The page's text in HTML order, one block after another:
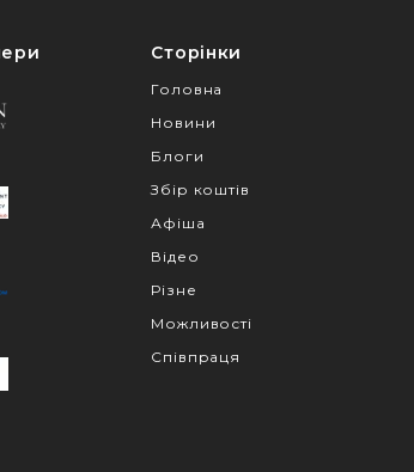
Сторінки
Головна
Новини
Блоги
Збір коштів
Афіша
Відео
Різне
Можливості
Співпраця